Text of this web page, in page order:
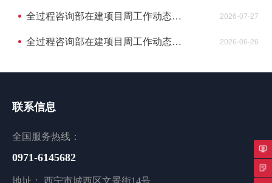
全过程咨询部在建项目周工作动态（7月20日至7月24日） 2026-07-27
全过程咨询部在建项目周工作动态（6月22日至6月26日） 2026-06-26
联系信息
全国服务热线：
0971-6145682
地址： 西宁市城西区文景街14号
专